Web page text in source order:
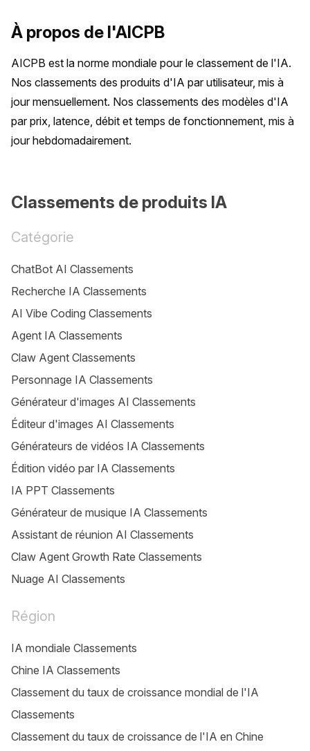
À propos de l'AICPB
AICPB est la norme mondiale pour le classement de l'IA.
Nos classements des produits d'IA par utilisateur, mis à
jour mensuellement. Nos classements des modèles d'IA
par prix, latence, débit et temps de fonctionnement, mis à
jour hebdomadairement.
Classements de produits IA
Catégorie
ChatBot AI Classements
Recherche IA Classements
AI Vibe Coding Classements
Agent IA Classements
Claw Agent Classements
Personnage IA Classements
Générateur d'images AI Classements
Éditeur d'images AI Classements
Générateurs de vidéos IA Classements
Édition vidéo par IA Classements
IA PPT Classements
Générateur de musique IA Classements
Assistant de réunion AI Classements
Claw Agent Growth Rate Classements
Nuage AI Classements
Région
IA mondiale Classements
Chine IA Classements
Classement du taux de croissance mondial de l'IA
Classements
Classement du taux de croissance de l'IA en Chine